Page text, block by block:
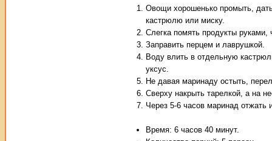
Овощи хорошенько промыть,
кастрюлю или миску.
Слегка помять продукты
Заправить перцем и лаврушкой.
Воду влить в отдельную
уксус.
Не давая маринаду остыть,
Сверху накрыть тарелкой, а на
Через 5-6 часов маринад отжать
Время: 6 часов 40 минут.